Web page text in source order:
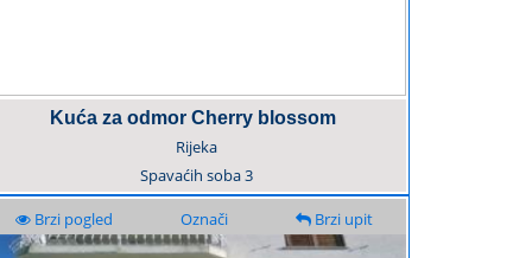
Kuća za odmor Cherry blossom
Rijeka
Spavaćih soba3
Brzi pogled Označi Brzi upit